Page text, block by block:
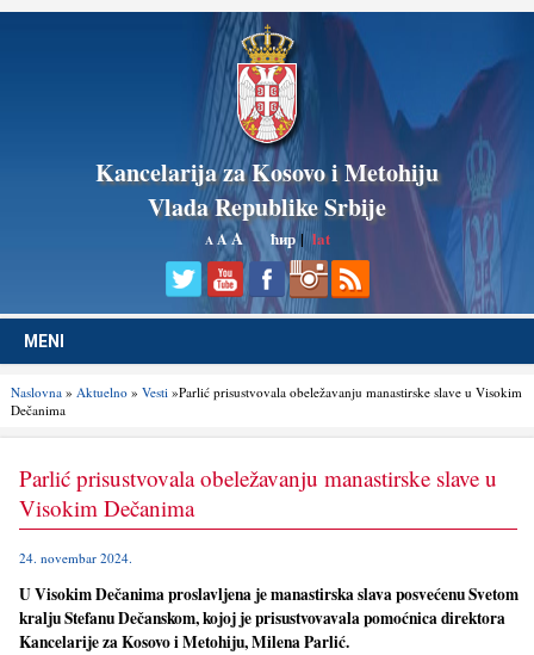
Kancelarija za Kosovo i Metohiju
Vlada Republike Srbije
A AA ћир|lat
MENI
Naslovna» Aktuelno» Vesti»Parlić prisustvovala obeležavanju manastirske slave u Visokim
Dečanima
Parlić prisustvovala obeležavanju manastirske slave u
Visokim Dečanima
24. novembar 2024.
U Visokim Dečanima proslavljena je manastirska slava posvećenu Svetom
kralju Stefanu Dečanskom, kojoj je prisustvovavala pomoćnica direktora
Kancelarije za Kosovo i Metohiju, Milena Parlić.